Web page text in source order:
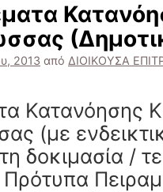
2013 από ΔΙΟΙΚΟΥΣΑ
Κατανόησης
(με
δοκιμασία /